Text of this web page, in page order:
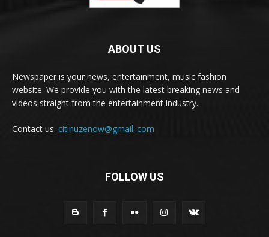
ABOUT US
Newspaper is your news, entertainment, music fashion
website. We provide you with the latest breaking news and
videos straight from the entertainment industry.
Contact us: citinuzenow@gmail..com
FOLLOW US